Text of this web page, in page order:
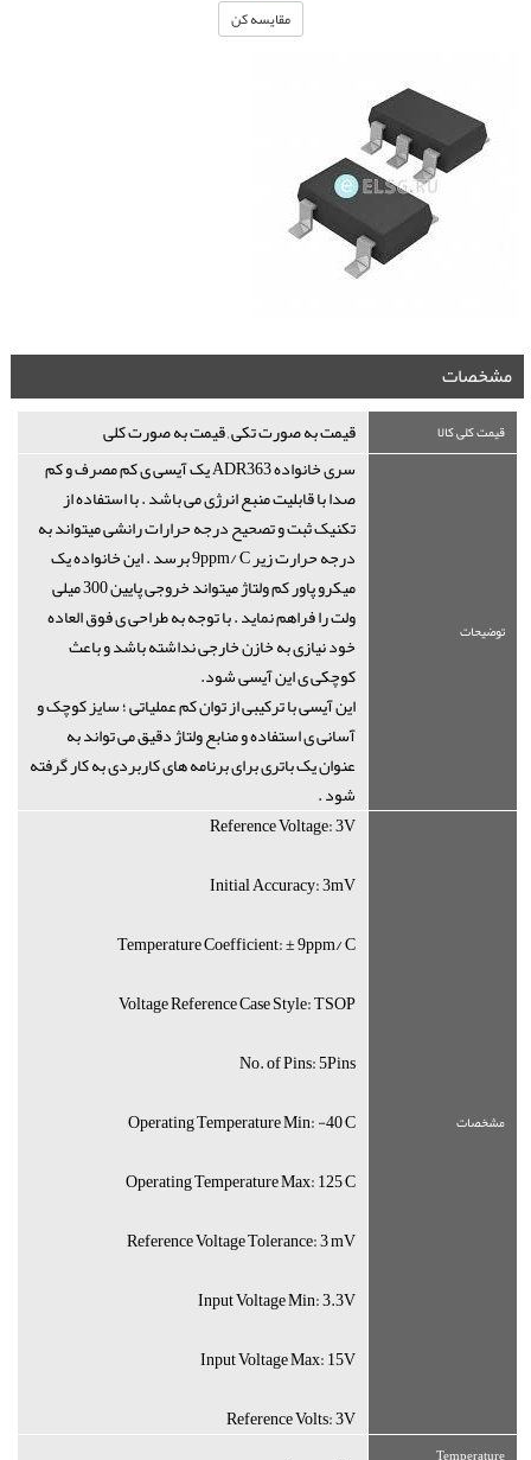
مقایسه کن
مشخصات
قیمت به صورت تکی , قیمت به صورت کلی قیمت کلی کالا
سری خانواده ADR363 یک آیسی ی کم مصرف و کم
صدا با قابلیت منبع انرژی می باشد . با استفاده از
تکنیک ثبت و تصحیح درجه حرارات رانشی میتواند به
درجه حرارت زیر 9ppm/°C برسد . این خانواده یک
میکرو پاور کم ولتاژ میتواند خروجی پایین 300 میلی
ولت را فراهم نماید . با توجه به طراحی ی فوق العاده
خود نیازی به خازن خارجی نداشته باشد و باعث
کوچکی ی این آیسی شود.
این آیسی با ترکیبی از توان کم عملیاتی ؛ سایز کوچک و
آسانی ی استفاده و منابع ولتاژ دقیق می تواند به
عنوان یک باتری برای برنامه های کاربردی به کار گرفته
شود .
توضیحات
Reference Voltage: 3V
Initial Accuracy: 3mV
Temperature Coefficient: ± 9ppm/°C
Voltage Reference Case Style: TSOP
No. of Pins: 5Pins
Operating Temperature Min: -40°C
Operating Temperature Max: 125°C
Reference Voltage Tolerance: 3 mV
Input Voltage Min: 3.3V
Input Voltage Max: 15V
Reference Volts: 3V
مشخصات
Temperature